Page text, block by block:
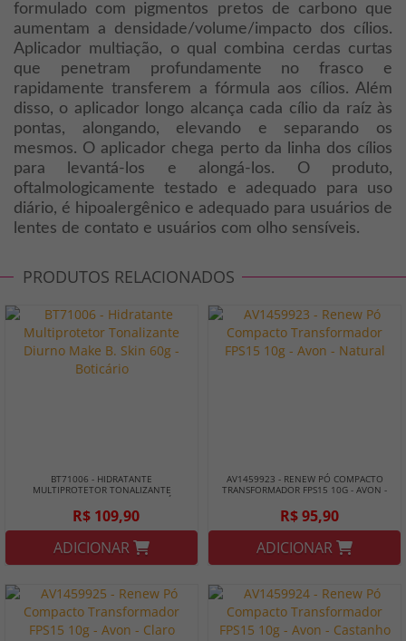
formulado com pigmentos pretos de carbono que
aumentam a densidade/volume/impacto dos cílios.
Aplicador multiação, o qual combina cerdas curtas
que penetram profundamente no frasco e
rapidamente transferem a fórmula aos cílios. Além
disso, o aplicador longo alcança cada cílio da raíz às
pontas, alongando, elevando e separando os
mesmos. O aplicador chega perto da linha dos cílios
para levantá-los e alongá-los. O produto,
oftalmologicamente testado e adequado para uso
diário, é hipoalergênico e adequado para usuários de
lentes de contato e usuários com olho sensíveis.
PRODUTOS RELACIONADOS
BT71006 - HIDRATANTE
MULTIPROTETOR TONALIZANTE
DIURNO MAKE B. SKIN 60G - BOTICÁRIO
R$ 109,90
ADICIONAR
AV1459923 - RENEW PÓ COMPACTO
TRANSFORMADOR FPS15 10G - AVON -
R$ 95,90
ADICIONAR